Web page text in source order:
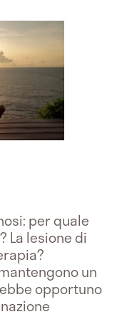
per quale
La lesione di
un
opportuno